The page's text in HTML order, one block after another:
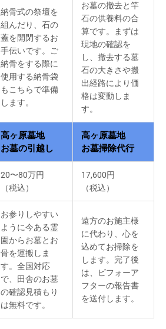
納骨式の祭壇を
組んだり、石の
蓋を開閉するお
手伝いです。ご
納骨をする際に
使用する納骨袋
もこちらで準備
します。
お墓の撤去と竿
石の供養料の合
算です。まずは
現地の確認を
し、撤去する墓
石の大きさや搬
出経路により価
格は変動しま
す。
高ヶ原墓地
お墓の引越し
高ヶ原墓地
お墓掃除代行
20〜80万円
（税込）
17,600円
（税込）
お参りしやすい
ように今ある霊
園からお墓とお
骨を運搬しま
す。全国対応
で、田舎のお墓
の確認見積もり
は無料です。
遠方のお施主様
に代わり、心を
込めてお掃除を
します。完了後
は、ビフォーア
フターの報告書
を送付します。